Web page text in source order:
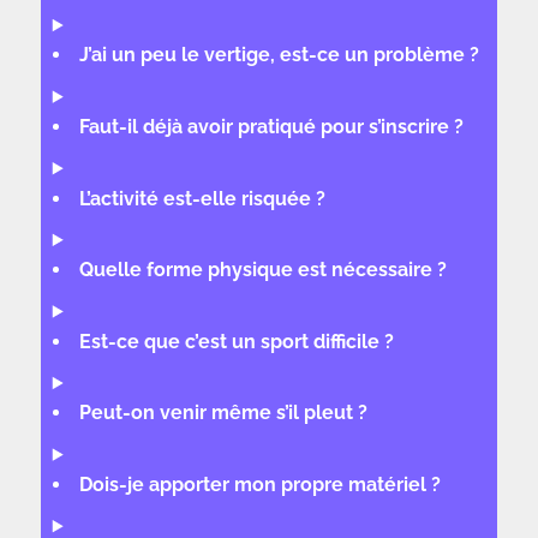
J’ai un peu le vertige, est-ce un problème ?
Faut-il déjà avoir pratiqué pour s’inscrire ?
L’activité est-elle risquée ?
Quelle forme physique est nécessaire ?
Est-ce que c’est un sport difficile ?
Peut-on venir même s’il pleut ?
Dois-je apporter mon propre matériel ?